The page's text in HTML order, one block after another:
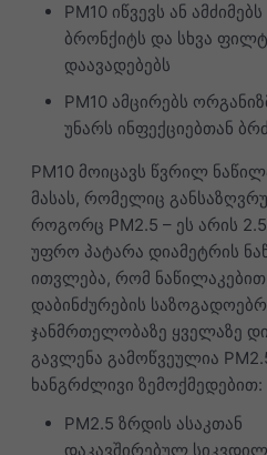
PM10 იწვევს ან ამძიმებს
ბრონქიტს და სხვა
დაავადებებს
PM10 ამცირებს
უნარს ინფექციებთან
PM10 მოიცავს წვრილ
მასას, რომელიც
როგორც PM2.5 – ეს არის
უფრო პატარა დიამეტრის
ითვლება, რომ ნაწილაკებით
დაბინძურების
ჯანმრთელობაზე ყველაზე
გავლენა გამოწვეულია
ხანგრძლივი ზემოქმედებით:
PM2.5 ზრდის ასაკთან
დაკავშირებულ